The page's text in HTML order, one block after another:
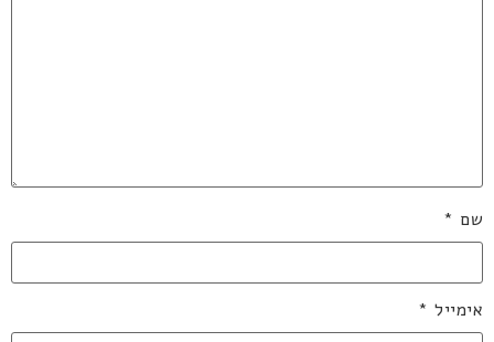
שם *
אימייל *